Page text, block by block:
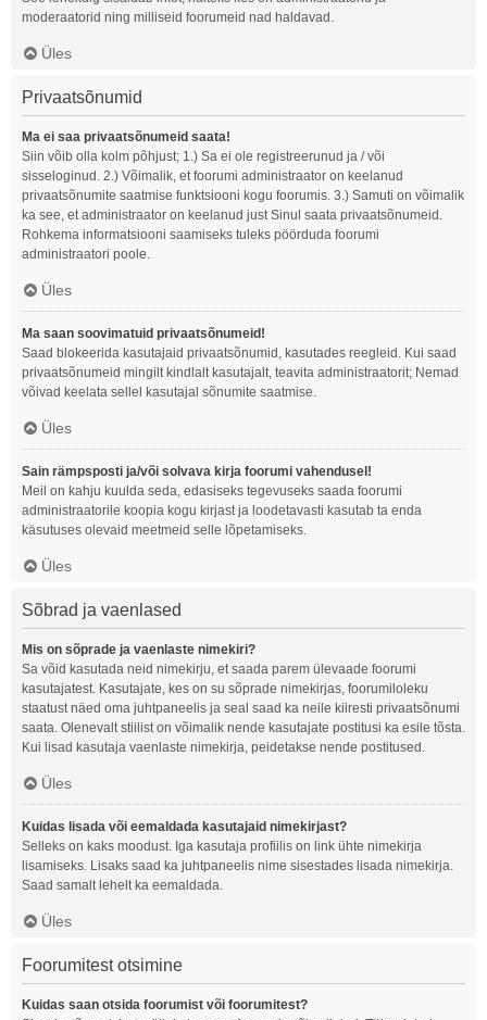
moderaatorid ning milliseid foorumeid nad haldavad.
Üles
Privaatsõnumid
Ma ei saa privaatsõnumeid saata!
Siin võib olla kolm põhjust; 1.) Sa ei ole registreerunud ja / või
sisseloginud. 2.) Võimalik, et foorumi administraator on keelanud
privaatsõnumite saatmise funktsiooni kogu foorumis. 3.) Samuti on võimalik
ka see, et administraator on keelanud just Sinul saata privaatsõnumeid.
Rohkema informatsiooni saamiseks tuleks pöörduda foorumi
administraatori poole.
Üles
Ma saan soovimatuid privaatsõnumeid!
Saad blokeerida kasutajaid privaatsõnumid, kasutades reegleid. Kui saad
privaatsõnumeid mingilt kindlalt kasutajalt, teavita administraatorit; Nemad
võivad keelata sellel kasutajal sõnumite saatmise.
Üles
Sain rämpsposti ja/või solvava kirja foorumi vahendusel!
Meil on kahju kuulda seda, edasiseks tegevuseks saada foorumi
administraatorile koopia kogu kirjast ja loodetavasti kasutab ta enda
käsutuses olevaid meetmeid selle lõpetamiseks.
Üles
Sõbrad ja vaenlased
Mis on sõprade ja vaenlaste nimekiri?
Sa võid kasutada neid nimekirju, et saada parem ülevaade foorumi
kasutajatest. Kasutajate, kes on su sõprade nimekirjas, foorumiloleku
staatust näed oma juhtpaneelis ja seal saad ka neile kiiresti privaatsõnumi
saata. Olenevalt stiilist on võimalik nende kasutajate postitusi ka esile tõsta.
Kui lisad kasutaja vaenlaste nimekirja, peidetakse nende postitused.
Üles
Kuidas lisada või eemaldada kasutajaid nimekirjast?
Selleks on kaks moodust. Iga kasutaja profiilis on link ühte nimekirja
lisamiseks. Lisaks saad ka juhtpaneelis nime sisestades lisada nimekirja.
Saad samalt lehelt ka eemaldada.
Üles
Foorumitest otsimine
Kuidas saan otsida foorumist või foorumitest?